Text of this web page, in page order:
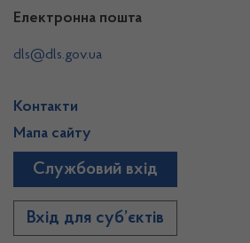
Електронна пошта
dls@dls.gov.ua
Контакти
Мапа сайту
Службовий вхід
Вхід для суб’єктів